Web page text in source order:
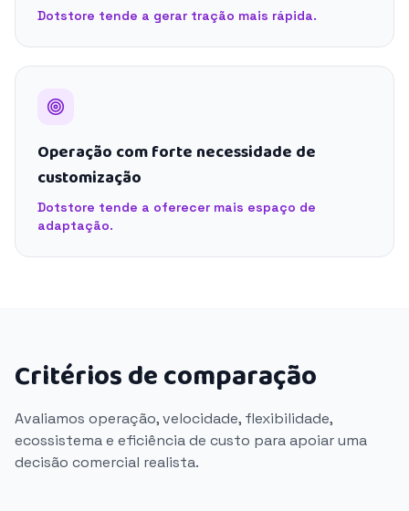
Dotstore tende a gerar tração mais rápida.
Operação com forte necessidade de
customização
Dotstore tende a oferecer mais espaço de
adaptação.
Critérios de comparação
Avaliamos operação, velocidade, flexibilidade,
ecossistema e eficiência de custo para apoiar uma
decisão comercial realista.